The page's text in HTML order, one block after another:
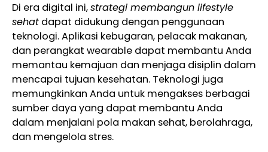
Di era digital ini,strategi membangun lifestyle
sehat dapat didukung dengan penggunaan
teknologi. Aplikasi kebugaran, pelacak makanan,
dan perangkat wearable dapat membantu Anda
memantau kemajuan dan menjaga disiplin dalam
mencapai tujuan kesehatan. Teknologi juga
memungkinkan Anda untuk mengakses berbagai
sumber daya yang dapat membantu Anda
dalam menjalani pola makan sehat, berolahraga,
dan mengelola stres.